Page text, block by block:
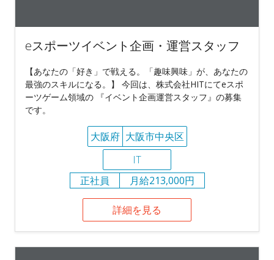
eスポーツイベント企画・運営スタッフ
【あなたの「好き」で戦える。「趣味興味」が、あなたの
最強のスキルになる。】 今回は、株式会社HITにてeスポ
ーツゲーム領域の 『イベント企画運営スタッフ』の募集
です。
大阪府 大阪市中央区
IT
正社員
月給213,000円
詳細を見る